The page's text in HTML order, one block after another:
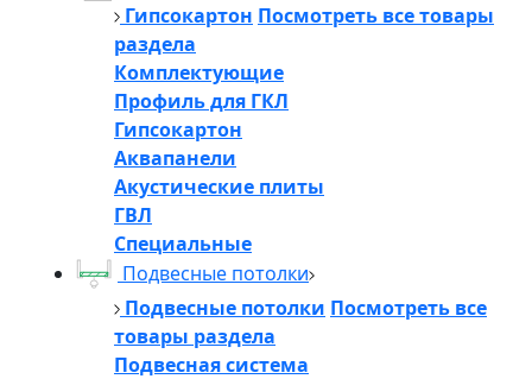
Гипсокартон Посмотреть все товары
раздела
Комплектующие
Профиль для ГКЛ
Гипсокартон
Аквапанели
Акустические плиты
ГВЛ
Специальные
Подвесные потолки
Подвесные потолки Посмотреть все
товары раздела
Подвесная система